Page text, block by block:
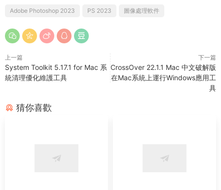
Adobe Photoshop 2023 PS 2023 圖像處理軟件
上一篇
System Toolkit 5.17.1 for Mac 系
統清理優化維護工具
下一篇
CrossOver 22.1.1 Mac 中文破解版
在Mac系統上運行Windows應用工
具
猜你喜歡